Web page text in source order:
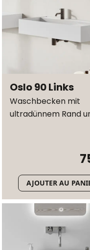
Oslo 90 Links
Waschbecken mit
ultradünnem Rand
AJOUTER AU